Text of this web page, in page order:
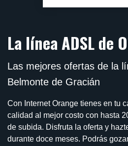
La línea ADSL de
Las mejores ofertas de la
Belmonte de Gracián
Con Internet Orange tienes en tu
calidad al mejor costo con hasta
de subida. Disfruta la oferta y
durante doce meses. Podrás